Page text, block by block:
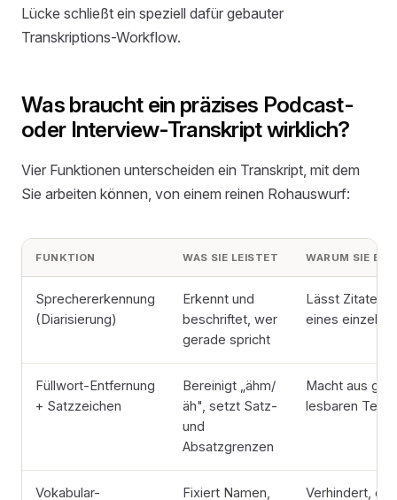
Lücke schließt ein speziell dafür gebauter
Transkriptions-Workflow.
Was braucht ein präzises Podcast-
oder Interview-Transkript wirklich?
Vier Funktionen unterscheiden ein Transkript, mit dem
Sie arbeiten können, von einem reinen Rohauswurf:
FUNKTION WAS SIE LEISTET WARUM SIE BEI
Sprecher­erkennung
(Diarisierung)
Erkennt und
beschriftet, wer
gerade spricht
Lässt Zitate
eines
Füllwort-Entfernung
+ Satzzeichen
Bereinigt „ähm/
äh", setzt Satz-
und
Absatzgrenzen
Macht aus
lesbaren Text
Vokabular- Fixiert Namen, Verhindert,